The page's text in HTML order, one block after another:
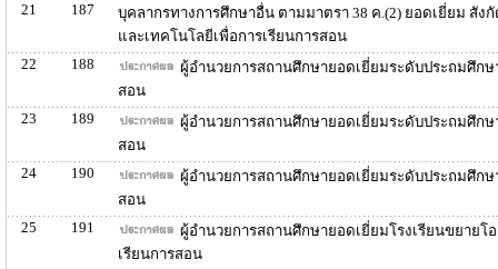
21
187
บุคลากรทางการศึกษาอื่น ตามมาตรา 38 ค.(2) ยอดเยี่ยม สั
และเทคโนโลยีเพื่อการเรียนการสอน
22
188
ผู้อำนวยการสถานศึกษายอดเยี่ยมระดับประถมศึก
สอน
23
189
ผู้อำนวยการสถานศึกษายอดเยี่ยมระดับประถมศึก
สอน
24
190
ผู้อำนวยการสถานศึกษายอดเยี่ยมระดับประถมศึก
สอน
25
191
ผู้อำนวยการสถานศึกษายอดเยี่ยมโรงเรียนขยาย
เรียนการสอน